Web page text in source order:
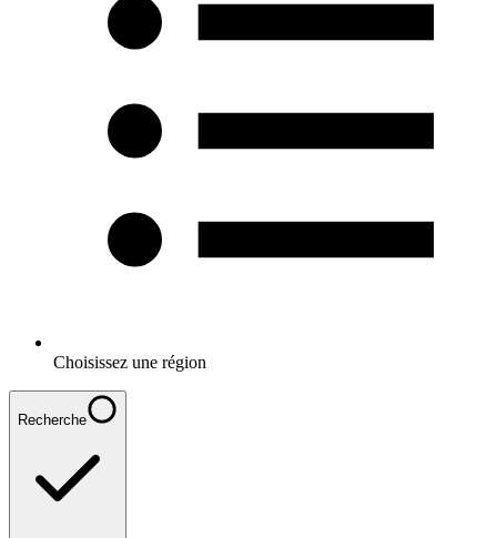
Choisissez une région
Recherche